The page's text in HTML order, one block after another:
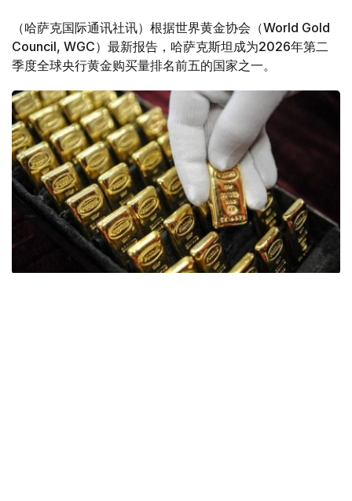
（哈萨克国际通讯社讯）根据世界黄金协会（World Gold
Council, WGC）最新报告，哈萨克斯坦成为2026年第二
季度全球央行黄金购买量排名前五的国家之一。